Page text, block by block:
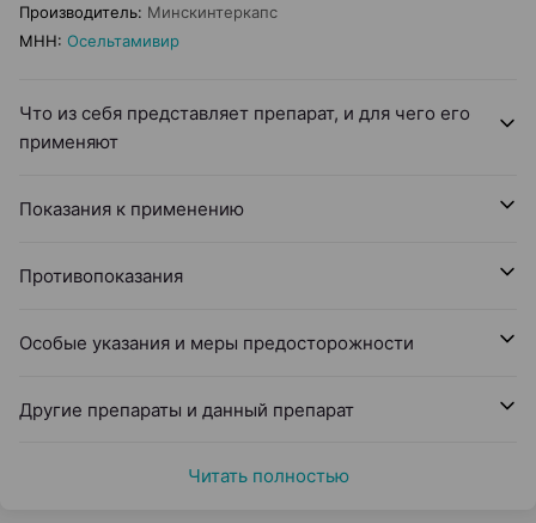
Производитель: Минскинтеркапс
МНН: Осельтамивир
Что из себя представляет препарат, и для чего его
применяют
Показания к применению
Противопоказания
Особые указания и меры предосторожности
Другие препараты и данный препарат
Читать полностью